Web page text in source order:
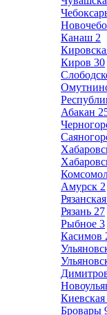
Канаш 2
Киров 30
Абакан
Амурск 2
Рязань 27
Рыбное 3
Касимов
Киевская
Бровары